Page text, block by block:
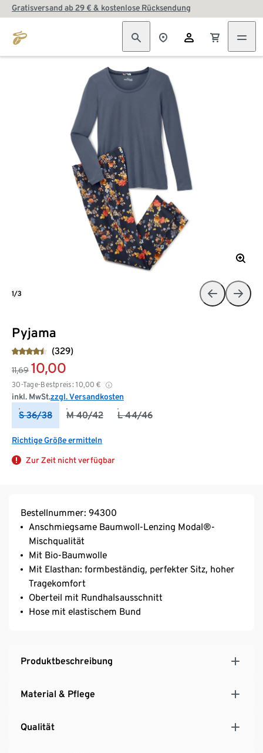
Gratisversand ab 29 € & kostenlose Rücksendung
Pyjama
(329)
11,69 10,00
30-Tage-Bestpreis: 10,00 €
inkl. MwSt.zzgl. Versandkosten
S 36/38 M 40/42 L 44/46
Richtige Größe ermitteln
Zur Zeit nicht verfügbar
1/3
Bestellnummer: 94300
Anschmiegsame Baumwoll-Lenzing Modal®-
Mischqualität
Mit Bio-Baumwolle
Mit Elasthan: formbeständig, perfekter Sitz, hoher
Tragekomfort
Oberteil mit Rundhalsausschnitt
Hose mit elastischem Bund
Produktbeschreibung
Material & Pflege
Qualität